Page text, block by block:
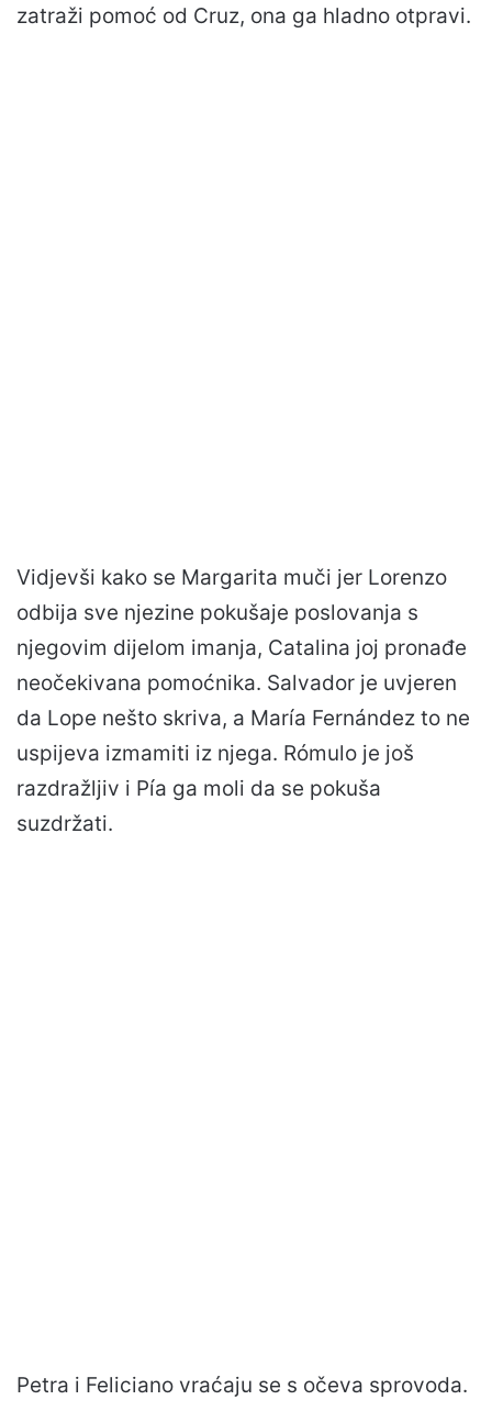
zatraži pomoć od Cruz, ona ga hladno otpravi.
Vidjevši kako se Margarita muči jer Lorenzo
odbija sve njezine pokušaje poslovanja s
njegovim dijelom imanja, Catalina joj pronađe
neočekivana pomoćnika. Salvador je uvjeren
da Lope nešto skriva, a María Fernández to ne
uspijeva izmamiti iz njega. Rómulo je još
razdražljiv i Pía ga moli da se pokuša
suzdržati.
Petra i Feliciano vraćaju se s očeva sprovoda.